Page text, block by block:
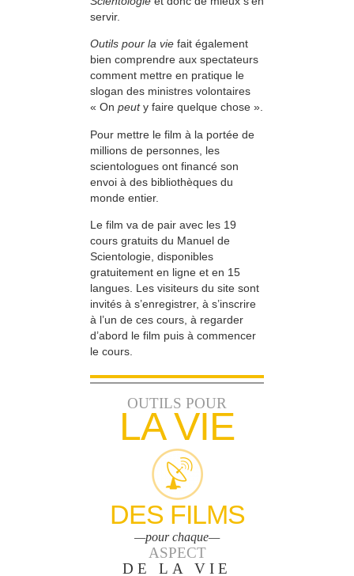
servir.
Outils pour la vie fait également
bien comprendre aux spectateurs
comment mettre en pratique le
slogan des ministres volontaires
« On peuty faire quelque chose ».
Pour mettre le film à la portée de
millions de personnes, les
scientologues ont financé son
envoi à des bibliothèques du
monde entier.
Le film va de pair avec les 19
cours gratuits du Manuel de
Scientologie, disponibles
gratuitement en ligne et en 15
langues. Les visiteurs du site sont
invités à s’enregistrer, à s’inscrire
à l’un de ces cours, à regarder
d’abord le film puis à commencer
le cours.
OUTILS POUR
LA VIE
DES FILMS
—pour chaque—
ASPECT
DE LA VIE